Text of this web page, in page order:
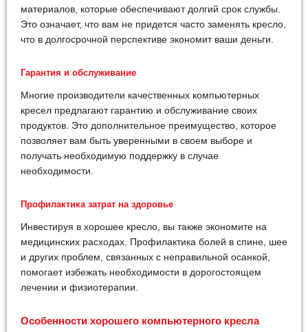
материалов, которые обеспечивают долгий срок службы.
Это означает, что вам не придется часто заменять кресло,
что в долгосрочной перспективе экономит ваши деньги.
Гарантия и обслуживание
Многие производители качественных компьютерных
кресел предлагают гарантию и обслуживание своих
продуктов. Это дополнительное преимущество, которое
позволяет вам быть уверенными в своем выборе и
получать необходимую поддержку в случае
необходимости.
Профилактика затрат на здоровье
Инвестируя в хорошее кресло, вы также экономите на
медицинских расходах. Профилактика болей в спине, шее
и других проблем, связанных с неправильной осанкой,
помогает избежать необходимости в дорогостоящем
лечении и физиотерапии.
Особенности хорошего компьютерного кресла